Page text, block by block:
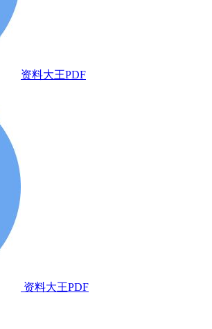
资料大王PDF
资料大王PDF